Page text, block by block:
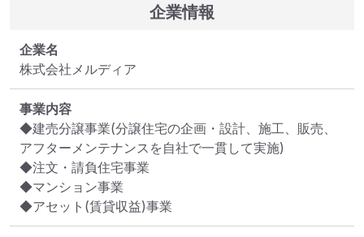
企業情報
企業名
株式会社メルディア
事業内容
◆建売分譲事業(分譲住宅の企画・設計、施工、販売、
アフターメンテナンスを自社で一貫して実施)
◆注文・請負住宅事業
◆マンション事業
◆アセット(賃貸収益)事業